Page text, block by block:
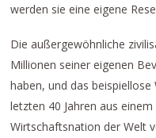
werden sie eine eigene
Die außergewöhnliche
Millionen seiner eigenen
haben, und das
letzten 40 Jahren aus
Wirtschaftsnation der Welt